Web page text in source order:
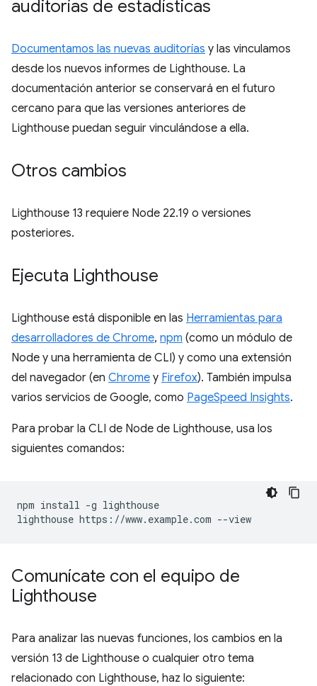
auditorías de estadísticas
Documentamos las nuevas auditorías y las vinculamos
desde los nuevos informes de Lighthouse. La
documentación anterior se conservará en el futuro
cercano para que las versiones anteriores de
Lighthouse puedan seguir vinculándose a ella.
Otros cambios
Lighthouse 13 requiere Node 22.19 o versiones
posteriores.
Ejecuta Lighthouse
Lighthouse está disponible en las Herramientas para
desarrolladores de Chrome, npm (como un módulo de
Node y una herramienta de CLI) y como una extensión
del navegador (en Chrome y Firefox). También impulsa
varios servicios de Google, como PageSpeed Insights.
Para probar la CLI de Node de Lighthouse, usa los
siguientes comandos:
npm install -g lighthouse
Comunícate con el equipo de
Lighthouse
Para analizar las nuevas funciones, los cambios en la
versión 13 de Lighthouse o cualquier otro tema
relacionado con Lighthouse, haz lo siguiente: